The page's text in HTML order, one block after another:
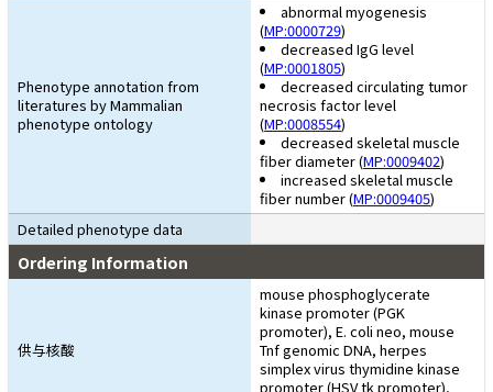
Phenotype annotation from
literatures by Mammalian
phenotype ontology
abnormal myogenesis
(MP:0000729)
decreased IgG level
(MP:0001805)
decreased circulating tumor
necrosis factor level
(MP:0008554)
decreased skeletal muscle
fiber diameter (MP:0009402)
increased skeletal muscle
fiber number (MP:0009405)
Detailed phenotype data
Ordering Information
供与核酸
mouse phosphoglycerate
kinase promoter (PGK
promoter), E. coli neo, mouse
Tnf genomic DNA, herpes
simplex virus thymidine kinase
promoter (HSV tk promoter),